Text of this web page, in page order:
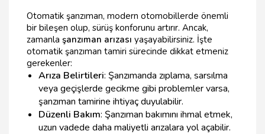
Otomatik şanzıman, modern otomobillerde önemli
bir bileşen olup, sürüş konforunu artırır. Ancak,
zamanla şanzıman arızası yaşayabilirsiniz. İşte
otomatik şanzıman tamiri sürecinde dikkat etmeniz
gerekenler:
Arıza Belirtileri: Şanzımanda zıplama, sarsılma
veya geçişlerde gecikme gibi problemler varsa,
şanzıman tamirine ihtiyaç duyulabilir.
Düzenli Bakım: Şanzıman bakımını ihmal etmek,
uzun vadede daha maliyetli arızalara yol açabilir.